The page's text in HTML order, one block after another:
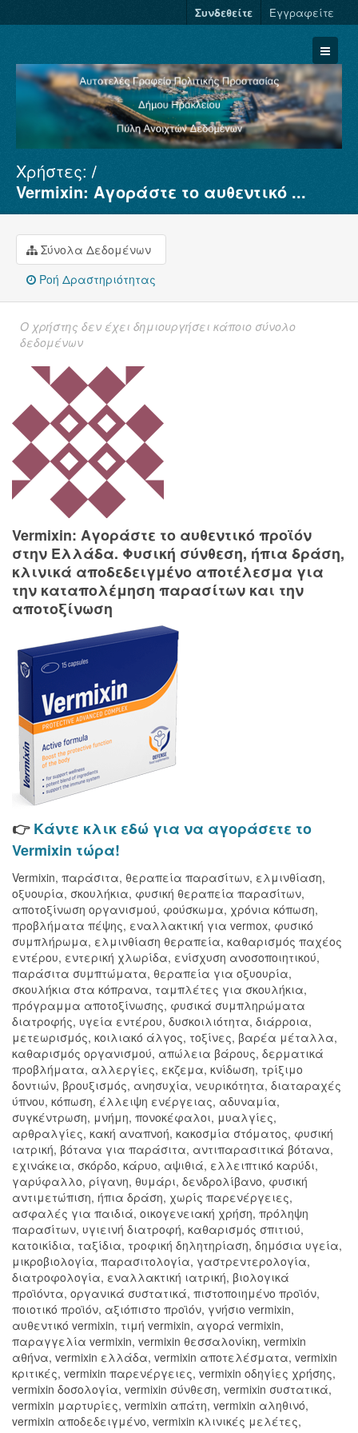
Συνδεθείτε Εγγραφείτε
Σύνολα Δεδομένων
Φορείς
Σχετικά
Χρήστες:
Vermixin: Αγοράστε το αυθεντικό ...
Σύνολα Δεδομένων
Ροή Δραστηριότητας
Ο χρήστης δεν έχει δημιουργήσει κάποιο σύνολο
δεδομένων
Vermixin: Αγοράστε το αυθεντικό προϊόν
στην Ελλάδα. Φυσική σύνθεση, ήπια δράση,
κλινικά αποδεδειγμένο αποτέλεσμα για
την καταπολέμηση παρασίτων και την
αποτοξίνωση
👉Κάντε κλικ εδώ για να αγοράσετε το
Vermixin τώρα!
Vermixin, παράσιτα, θεραπεία παρασίτων, ελμινθίαση,
οξυουρία, σκουλήκια, φυσική θεραπεία παρασίτων,
αποτοξίνωση οργανισμού, φούσκωμα, χρόνια κόπωση,
προβλήματα πέψης, εναλλακτική για vermox, φυσικό
συμπλήρωμα, ελμινθίαση θεραπεία, καθαρισμός παχέος
εντέρου, εντερική χλωρίδα, ενίσχυση ανοσοποιητικού,
παράσιτα συμπτώματα, θεραπεία για οξυουρία,
σκουλήκια στα κόπρανα, ταμπλέτες για σκουλήκια,
πρόγραμμα αποτοξίνωσης, φυσικά συμπληρώματα
διατροφής, υγεία εντέρου, δυσκοιλιότητα, διάρροια,
μετεωρισμός, κοιλιακό άλγος, τοξίνες, βαρέα μέταλλα,
καθαρισμός οργανισμού, απώλεια βάρους, δερματικά
προβλήματα, αλλεργίες, εκζεμα, κνίδωση, τρίξιμο
δοντιών, βρουξισμός, ανησυχία, νευρικότητα, διαταραχές
ύπνου, κόπωση, έλλειψη ενέργειας, αδυναμία,
συγκέντρωση, μνήμη, πονοκέφαλοι, μυαλγίες,
αρθραλγίες, κακή αναπνοή, κακοσμία στόματος, φυσική
ιατρική, βότανα για παράσιτα, αντιπαρασιτικά βότανα,
εχινάκεια, σκόρδο, κάρυο, αψιθιά, ελλειπτικό καρύδι,
γαρύφαλλο, ρίγανη, θυμάρι, δενδρολίβανο, φυσική
αντιμετώπιση, ήπια δράση, χωρίς παρενέργειες,
ασφαλές για παιδιά, οικογενειακή χρήση, πρόληψη
παρασίτων, υγιεινή διατροφή, καθαρισμός σπιτιού,
κατοικίδια, ταξίδια, τροφική δηλητηρίαση, δημόσια υγεία,
μικροβιολογία, παρασιτολογία, γαστρεντερολογία,
διατροφολογία, εναλλακτική ιατρική, βιολογικά
προϊόντα, οργανικά συστατικά, πιστοποιημένο προϊόν,
ποιοτικό προϊόν, αξιόπιστο προϊόν, γνήσιο vermixin,
αυθεντικό vermixin, τιμή vermixin, αγορά vermixin,
παραγγελία vermixin, vermixin θεσσαλονίκη, vermixin
αθήνα, vermixin ελλάδα, vermixin αποτελέσματα, vermixin
κριτικές, vermixin παρενέργειες, vermixin οδηγίες χρήσης,
vermixin δοσολογία, vermixin σύνθεση, vermixin συστατικά,
vermixin μαρτυρίες, vermixin απάτη, vermixin αληθινό,
vermixin αποδεδειγμένο, vermixin κλινικές μελέτες,